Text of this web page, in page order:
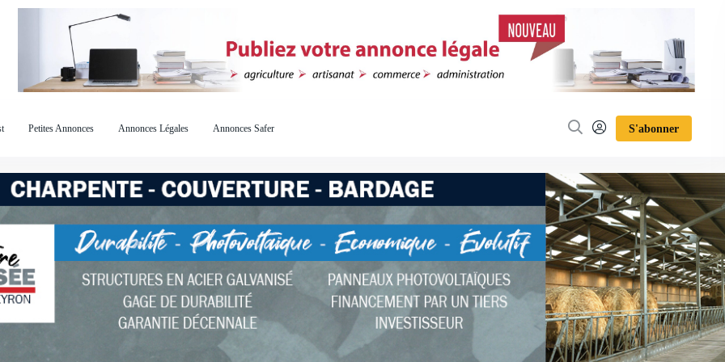
Petites Annonces Annonces Légales Annonces Safer S'abonner